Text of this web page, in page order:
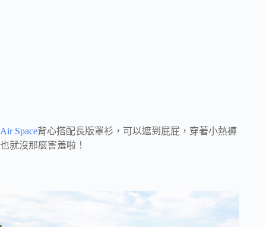
Air Space背心搭配長版罩衫，可以遮到屁屁，穿著小熱褲
也就沒那麼害羞啦！